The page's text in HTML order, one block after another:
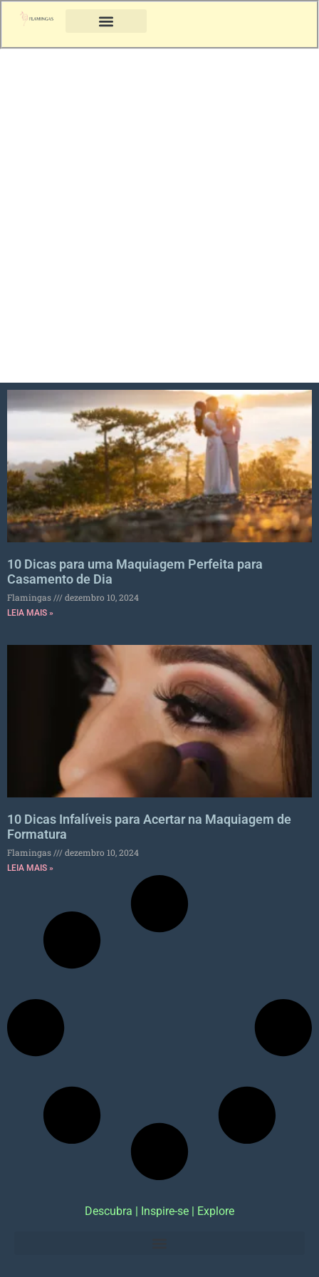
10 Dicas para uma Maquiagem Perfeita para
Casamento de Dia
Flamingas dezembro 10, 2024
LEIA MAIS »
10 Dicas Infalíveis para Acertar na Maquiagem de
Formatura
Flamingas dezembro 10, 2024
LEIA MAIS »
Descubra | Inspire-se | Explore